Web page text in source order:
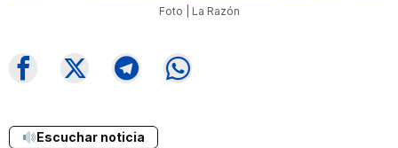
Foto | La Razón
Escuchar noticia